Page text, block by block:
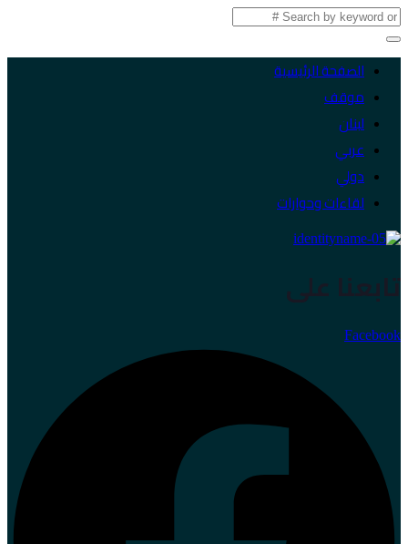
الصفحة الرئيسية
موقف
لبنان
عربي
دولي
لقاءات وحوارات
تابعنا على
Facebook